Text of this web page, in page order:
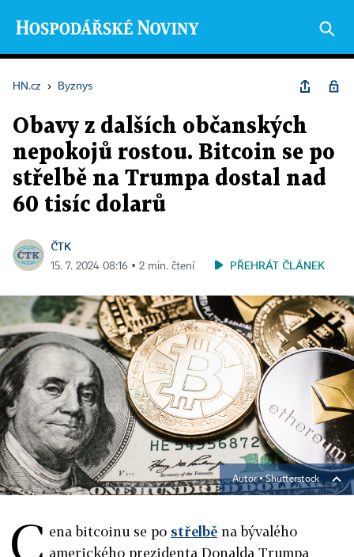
HN.cz › Byznys
Obavy z dalších občanských
nepokojů rostou. Bitcoin se po
střelbě na Trumpa dostal nad
60 tisíc dolarů
ČTK
15. 7. 2024 08:16 ▪ 2 min. čtení PŘEHRÁT ČLÁNEK
Autor ▪Shutterstock
C ena bitcoinu se po střelbě na bývalého
amerického prezidenta Donalda Trumpa